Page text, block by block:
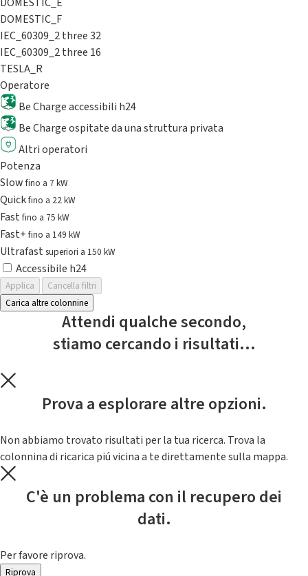
DOMESTIC_F
IEC_60309_2 three 32
IEC_60309_2 three 16
TESLA_R
Operatore
Be Charge accessibili h24
Be Charge ospitate da una struttura privata
Altri operatori
Potenza
Slowfino a 7 kW
Quickfino a 22 kW
Fastfino a 75 kW
Fast+fino a 149 kW
Ultrafast superiori a 150 kW
Accessibile h24
Applica
Cancella filtri
Carica altre colonnine
Attendi qualche secondo,
stiamo cercando i risultati...
Prova a esplorare altre opzioni.
Non abbiamo trovato risultati per la tua ricerca. Trova la
colonnina di ricarica piú vicina a te direttamente sulla mappa.
C'è un problema con il recupero dei
dati.
Per favore riprova.
Riprova